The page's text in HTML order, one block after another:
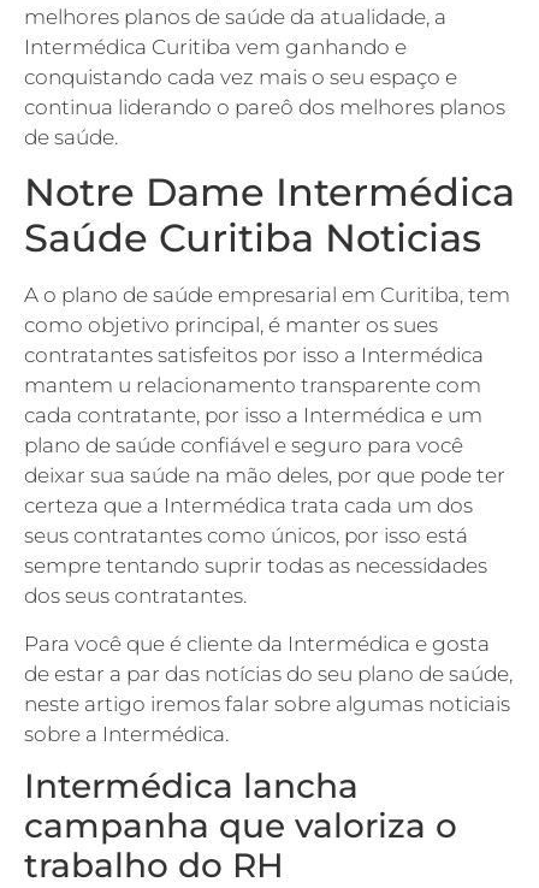
melhores planos de saúde da atualidade, a
Intermédica Curitiba vem ganhando e
conquistando cada vez mais o seu espaço e
continua liderando o pareô dos melhores planos
de saúde.
Notre Dame Intermédica
Saúde Curitiba Noticias
A o plano de saúde empresarial em Curitiba, tem
como objetivo principal, é manter os sues
contratantes satisfeitos por isso a Intermédica
mantem u relacionamento transparente com
cada contratante, por isso a Intermédica e um
plano de saúde confiável e seguro para você
deixar sua saúde na mão deles, por que pode ter
certeza que a Intermédica trata cada um dos
seus contratantes como únicos, por isso está
sempre tentando suprir todas as necessidades
dos seus contratantes.
Para você que é cliente da Intermédica e gosta
de estar a par das notícias do seu plano de saúde,
neste artigo iremos falar sobre algumas noticiais
sobre a Intermédica.
Intermédica lancha
campanha que valoriza o
trabalho do RH